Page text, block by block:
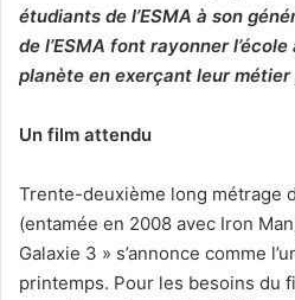
étudiants de l’ESMA à son
de l’ESMA font rayonner
planète en exerçant leur métier
Un film attendu
Trente-deuxième long métrage
(entamée en 2008 avec Iron
Galaxie 3 » s’annonce comme
printemps. Pour les besoins du